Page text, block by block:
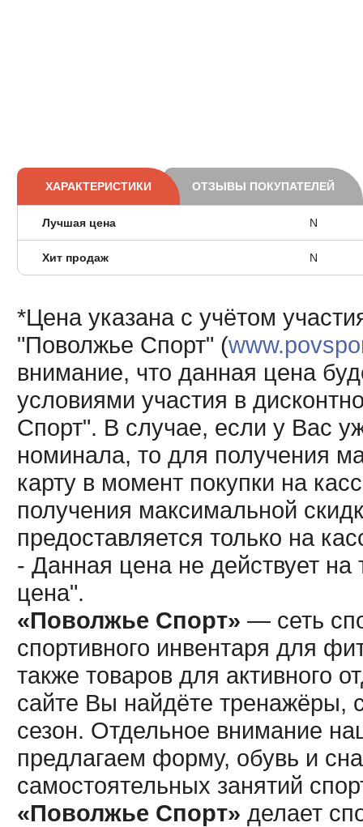
ХАРАКТЕРИСТИКИ ОТЗЫВЫ ПОКУПАТЕЛЕЙ
Лучшая цена N
Хит продаж N
*Цена указана с учётом
"Поволжье Спорт" (
внимание, что данная цена
условиями участия в
Спорт". В случае, если у Вас
номинала, то для получения
карту в момент покупки на
получения максимальной
предоставляется только на
- Данная цена не действует
цена".
«Поволжье Спорт» — сеть
спортивного инвентаря для
также товаров для активного
сайте Вы найдёте тренажёры,
сезон. Отдельное внимание
предлагаем форму, обувь и
самостоятельных занятий
«Поволжье Спорт» делает